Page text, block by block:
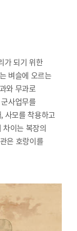
가 되기 위한
벼슬에 오르는
와 무과로
사업무를
사모를 착용하고
이는 복장의
은 호랑이를